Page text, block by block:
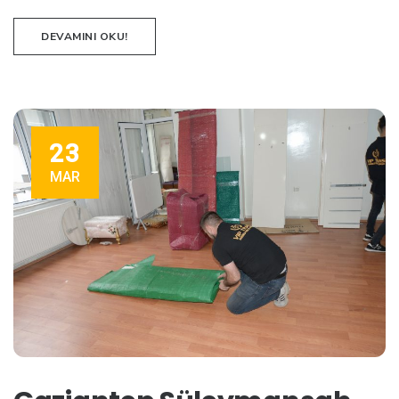
DEVAMINI OKU!
23
MAR